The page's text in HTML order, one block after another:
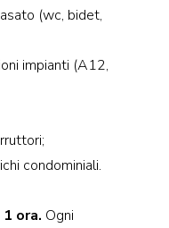
(wc, bidet,
impianti (A12,
condominiali.
ora. Ogni